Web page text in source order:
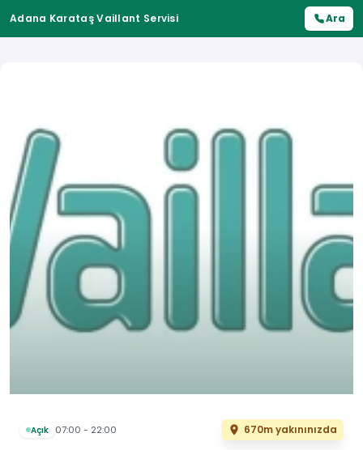
Adana Karataş Vaillant Servisi Ara
Açık 07:00 - 22:00 670m yakınınızda